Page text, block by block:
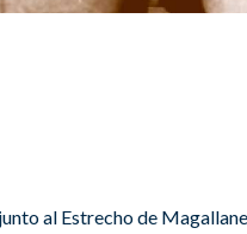
al Estrecho de